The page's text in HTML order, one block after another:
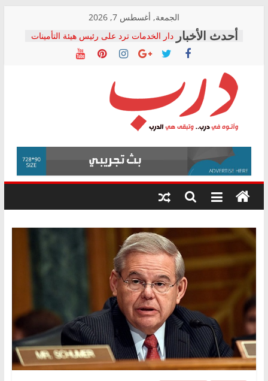
content
الجمعة, أغسطس 7, 2026
دار الخدمات ترد على رئيس هيئة التأمينات
بعد مؤتمره الصحفي: إنكار الأزمة لا ينهي
معاناة أصحاب المعاشات.. ونطالب بكشف
فرحات سليمان يكتب: القطاع الصحي إلى
أين؟
حزب التحالف الشعبي يطلق لجنة “الحق
في الصحة” بالإسكندرية لرصد الانتهاكات
ودعم المرضى
الوزاري لمدينة الصحفيين.. وانتهاء أعمال
إنشاء المبنى الإداري
المجلس القومي لحقوق الإنسان يعلن
متابعة قضية الدكتور محمد زهران.. ويؤكد:
قرينة البراءة وضمانات المحاكمة العادلة
درب
وأتوه
درب..
وتبقى
هي